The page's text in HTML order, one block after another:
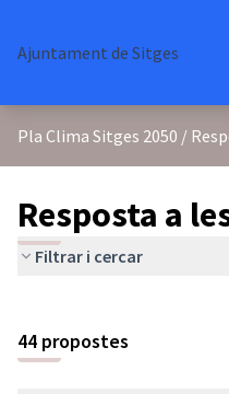
Ajuntament de Sitges
Pla Clima Sitges 2050 /
Resposta a
Filtrar i cercar
44 propostes